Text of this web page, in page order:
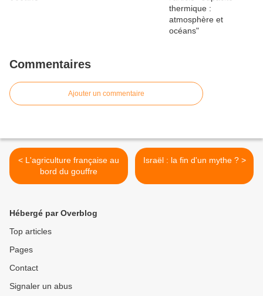
Commentaires
Ajouter un commentaire
< L'agriculture française au
bord du gouffre
Israël : la fin d'un mythe ? >
Hébergé par Overblog
Top articles
Pages
Contact
Signaler un abus